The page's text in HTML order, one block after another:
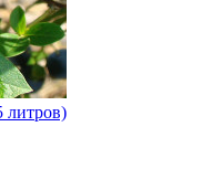
литров)